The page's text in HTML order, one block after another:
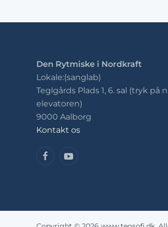
Den Rytmiske i Nordkraft
Lokale:(sanglab)
Teglgårds Plads 1, 6. sal (tryk på
elevatoren)
9000 Aalborg
Kontakt os